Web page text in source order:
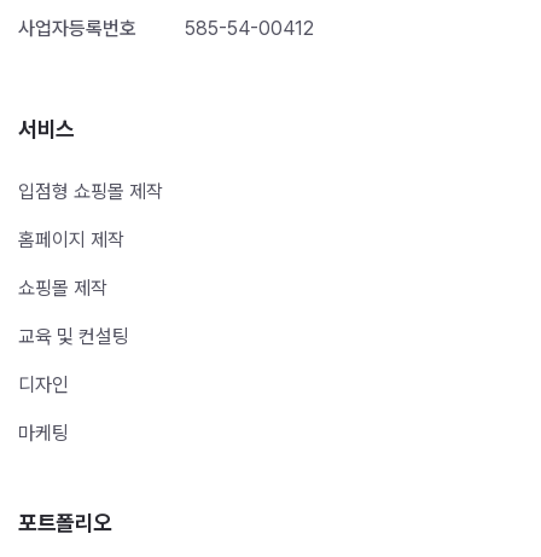
사업자등록번호
585-54-00412
서비스
입점형 쇼핑몰 제작
홈페이지 제작
쇼핑몰 제작
교육 및 컨설팅
디자인
마케팅
포트폴리오